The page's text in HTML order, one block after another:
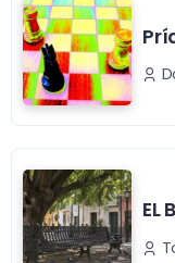
EL